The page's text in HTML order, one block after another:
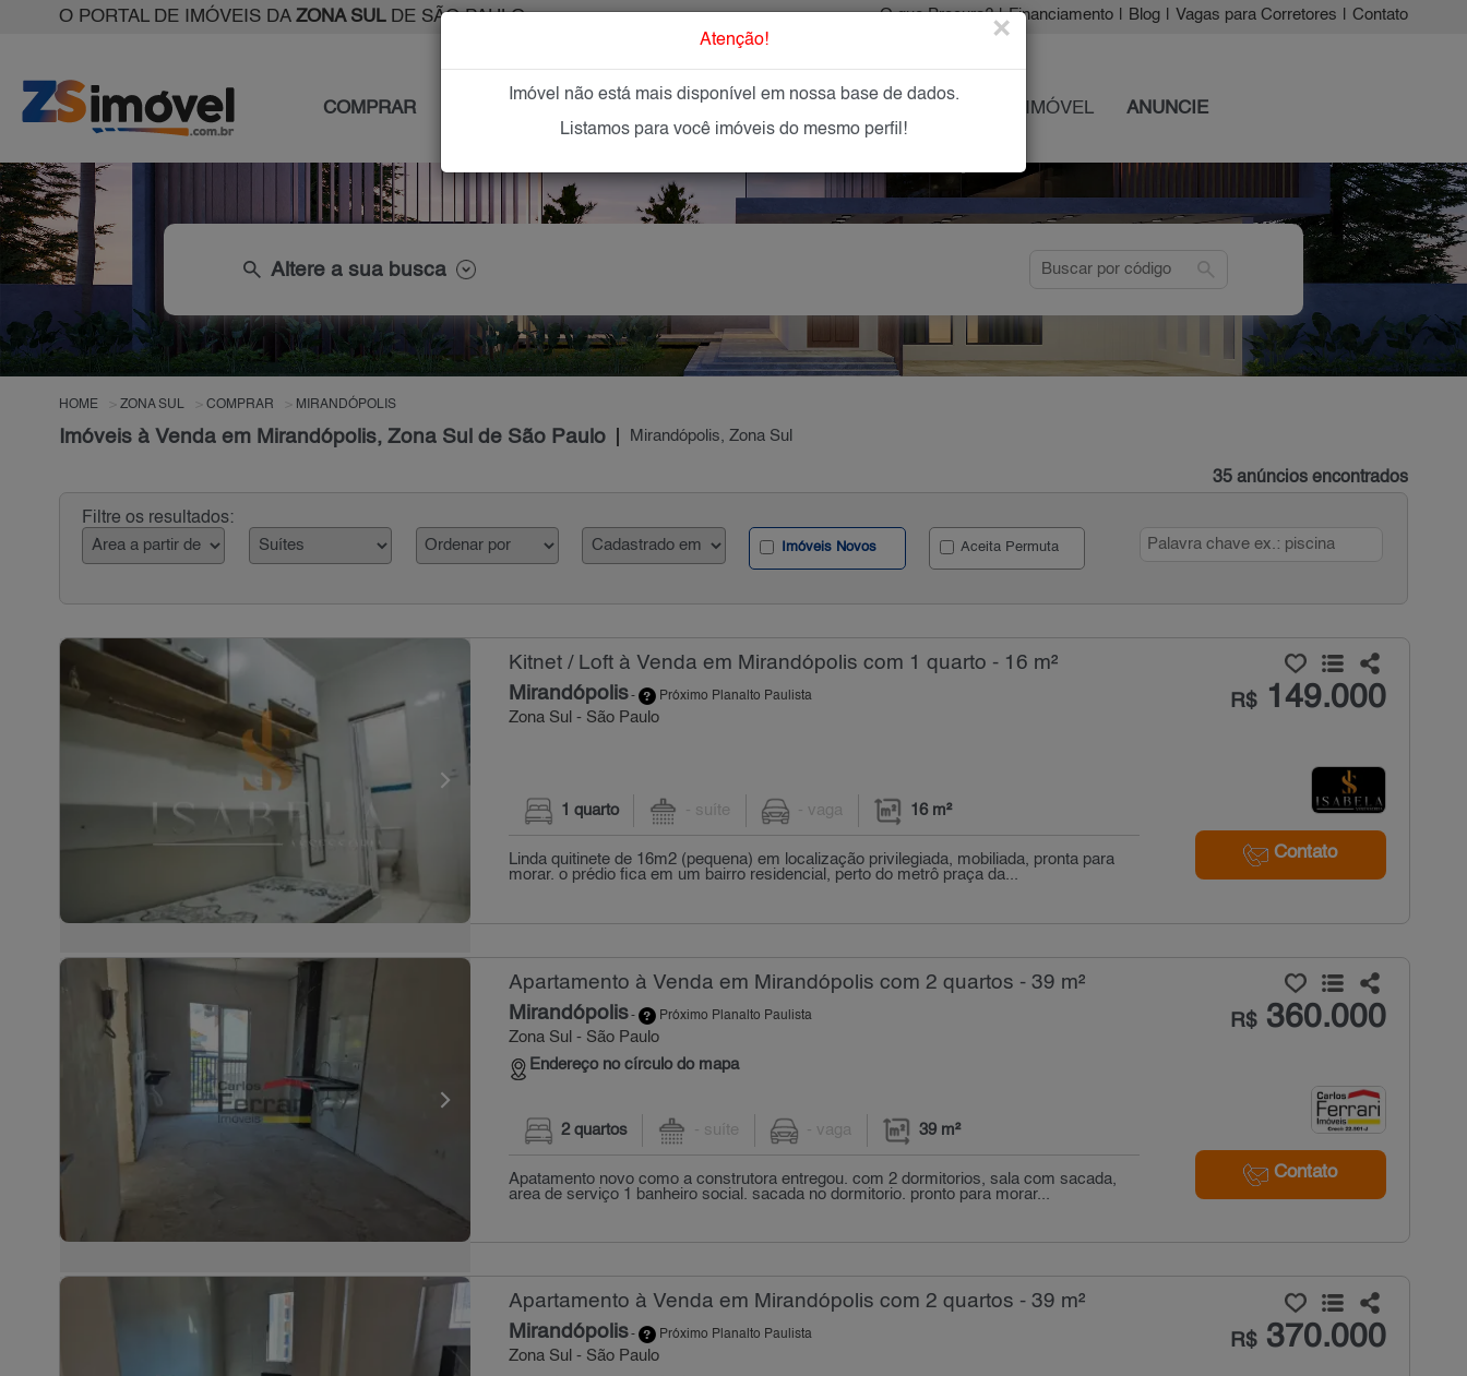
O PORTAL DE IMÓVEIS DA ZONA SULDE SÃO PAULO O que Procura? | Financiamento Blog Vagas para Corretores Contato
COMPRAR IMÓVEIS NOVOS OFEREÇA SEU IMÓVEL ANUNCIE
search Altere a sua busca search
HOME ZONA SUL COMPRAR MIRANDÓPOLIS
Imóveis à Venda em Mirandópolis, Zona Sul de São Paulo Mirandópolis, Zona Sul
35 anúncios encontrados
Filtre os resultados:
Imóveis Novos Aceita Permuta
Kitnet / Loft à Venda em Mirandópolis com 1 quarto - 16 m²
Mirandópolis- Próximo Planalto Paulista
Zona Sul - São Paulo
R$149.000
Contato
1 quarto - suíte - vaga 16 m²
Linda quitinete de 16m2 (pequena) em localização privilegiada, mobiliada, pronta para
morar. o prédio fica em um bairro residencial, perto do metrô praça da...
Apartamento à Venda em Mirandópolis com 2 quartos - 39 m²
Mirandópolis- Próximo Planalto Paulista
Zona Sul - São Paulo
Endereço no círculo do mapa
R$360.000
Contato
2 quartos - suíte - vaga 39 m²
Apatamento novo como a construtora entregou. com 2 dormitorios, sala com sacada,
area de serviço 1 banheiro social. sacada no dormitorio. pronto para morar...
Apartamento à Venda em Mirandópolis com 2 quartos - 39 m²
Mirandópolis- Próximo Planalto Paulista
Zona Sul - São Paulo
R$370.000
Atenção! ×
Imóvel não está mais disponível em nossa base de dados.
Listamos para você imóveis do mesmo perfil!